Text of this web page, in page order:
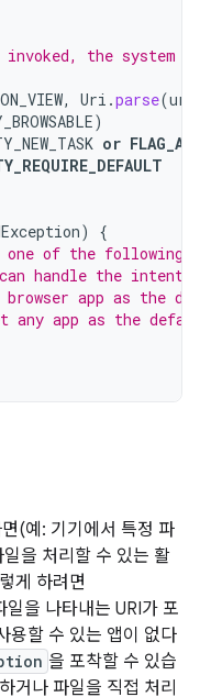
the system
, Uri .parse(url
)
or
)
{
of the following
handle the intent.
app as the
any app as the
(예: 기기에서 특정 파
을 처리할 수 있는 활
게 하려면
을 나타내는 URI가 포
용할 수 있는 앱이 없다
을 포착할 수 있습
거나 파일을 직접 처리